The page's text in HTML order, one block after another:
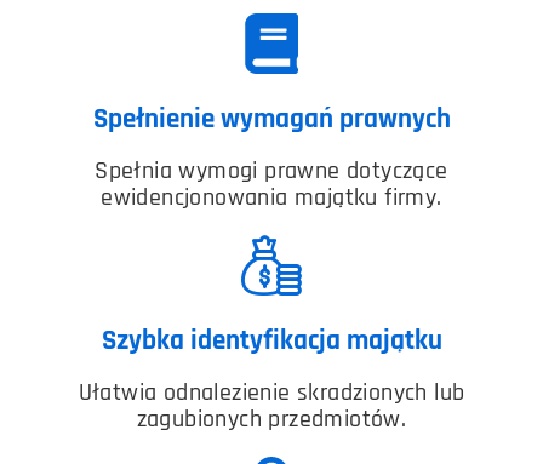
Spełnienie wymagań prawnych
Spełnia wymogi prawne dotyczące
ewidencjonowania majątku firmy.
Szybka identyfikacja majątku
Ułatwia odnalezienie skradzionych lub
zagubionych przedmiotów.